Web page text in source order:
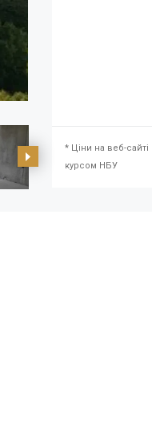
* Ціни на веб-
курсом НБУ